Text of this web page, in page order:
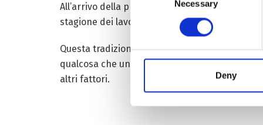
Necessary
Deny
All’arrivo della primavera i contadini intorno
stagione dei lavori agricoli a Saru Suodang.
Questa tradizione persiste tutt’ora ed é
qualcosa che unisce tutto il Tibet, anche se
altri fattori.